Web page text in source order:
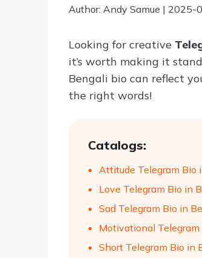
Author: Andy Samue | 2025-
Looking for creative
it’s worth making it
Bengali bio can reflect
the right words!
Catalogs:
Attitude Telegram Bio
Love Telegram Bio in
Sad Telegram Bio in
Motivational
Short Telegram Bio in